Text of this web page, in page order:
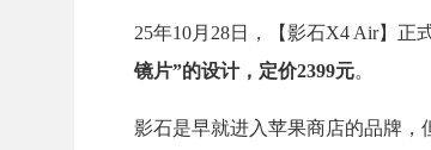
25年10月28日，【影石X4 Air】正
镜片”的设计，定价2399元。
影石是早就进入苹果商店的品牌，